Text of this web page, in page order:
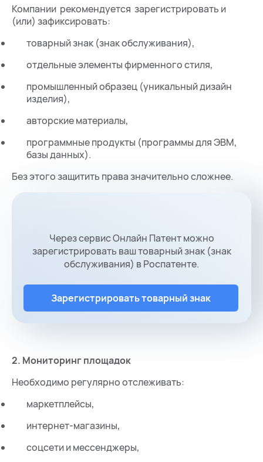
Компании рекомендуется зарегистрировать и
(или) зафиксировать:
товарный знак (знак обслуживания),
отдельные элементы фирменного стиля,
промышленный образец (уникальный дизайн
изделия),
авторские материалы,
программные продукты (программы для ЭВМ,
базы данных).
Без этого защитить права значительно сложнее.
Через сервис Онлайн Патент можно
зарегистрировать ваш товарный знак (знак
обслуживания) в Роспатенте.
Зарегистрировать товарный знак
2. Мониторинг площадок
Необходимо регулярно отслеживать:
маркетплейсы,
интернет-магазины,
соцсети и мессенджеры,